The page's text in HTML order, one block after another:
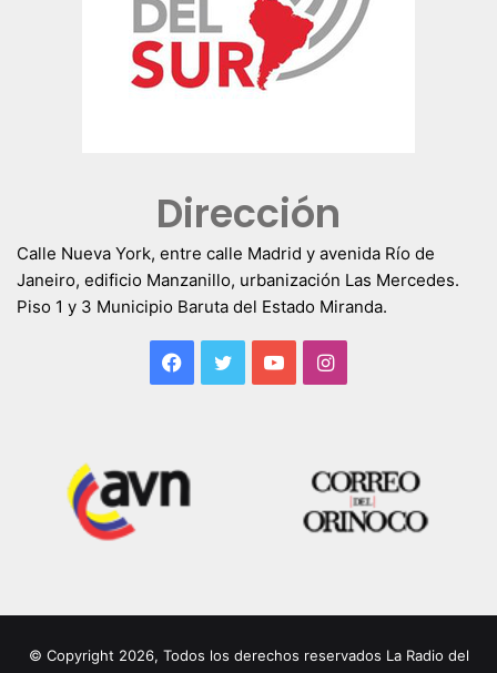
Dirección
Calle Nueva York, entre calle Madrid y avenida Río de
Janeiro, edificio Manzanillo, urbanización Las Mercedes.
Piso 1 y 3 Municipio Baruta del Estado Miranda.
Facebook
TwitterYouTubeInstagram
© Copyright 2026, Todos los derechos reservados La Radio del